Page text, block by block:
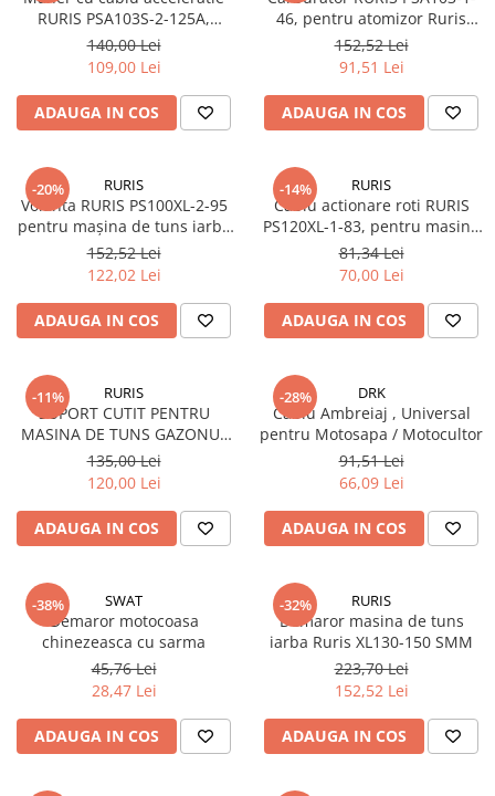
RURIS PSA103S-2-125A,
pentru atomizor Ruris A102 /
A103S, HERCULES 100
140,00 Lei
109,00 Lei
ADAUGA IN COS
46, pentru atomizor Ruris
A102, A103, A103S, Hercules
100, 3WF 2.6, 3WF 2.7
152,52 Lei
91,51 Lei
ADAUGA IN COS
-20% RURIS
Volanta RURIS PS100XL-2-95
pentru mașina de tuns iarba
DAC 100XL
152,52 Lei
122,02 Lei
ADAUGA IN COS
-14% RURIS
Cablu actionare roti RURIS
PS120XL-1-83, pentru masina
de tuns iarba Ruris DAC 120XL
81,34 Lei
70,00 Lei
ADAUGA IN COS
-11% RURIS
SUPORT CUTIT PENTRU
MASINA DE TUNS GAZONUL
RURIS DAC 109XL
135,00 Lei
120,00 Lei
ADAUGA IN COS
-28% DRK
Cablu Ambreiaj , Universal
pentru Motosapa / Motocultor
91,51 Lei
66,09 Lei
ADAUGA IN COS
-38% SWAT
Demaror motocoasa
chinezeasca cu sarma
45,76 Lei
28,47 Lei
ADAUGA IN COS
-32% RURIS
Demaror masina de tuns
iarba Ruris XL130-150 SMM
223,70 Lei
152,52 Lei
ADAUGA IN COS